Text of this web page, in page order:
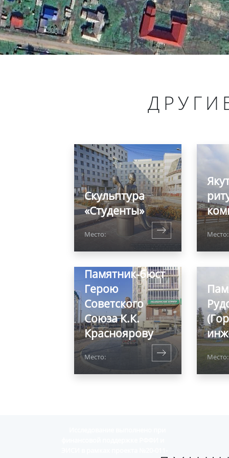
Скульптура
«Студенты»
Место: Место:
Памятник-бюст
Герою
Советского
Союза К.К.
Красноярову
Место: Место: